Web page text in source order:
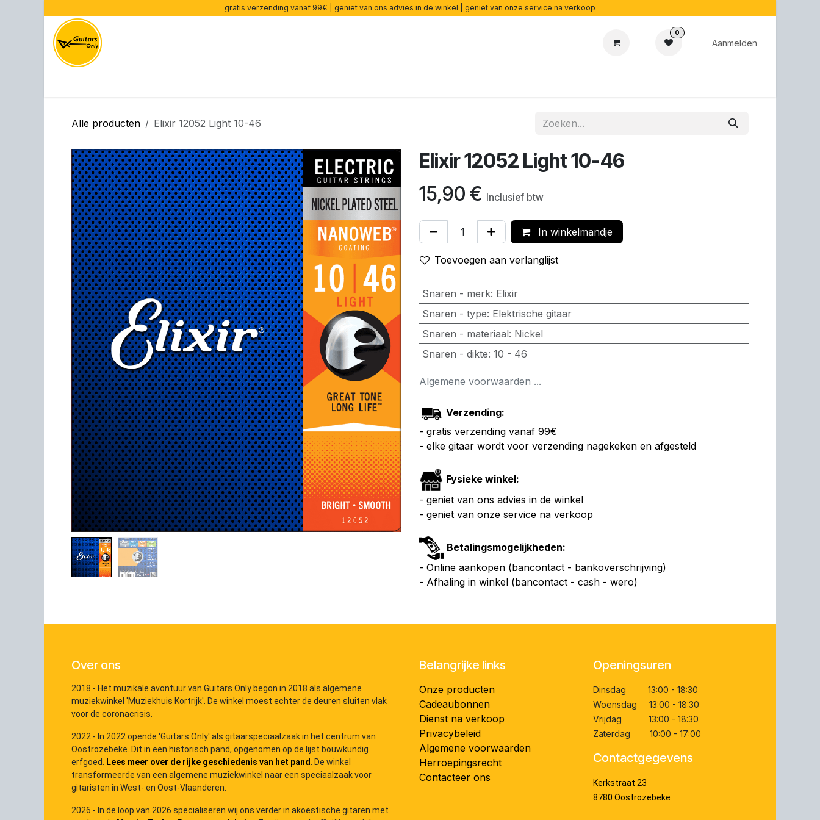
gratis verzending vanaf 99€ | geniet van ons advies in de winkel | geniet van onze service na verkoop
0
Aanmelden
Alle producten Elixir 12052 Light 10-46
Elixir 12052 Light 10-46
15,90 € Inclusief btw
In winkelmandje
Toevoegen aan verlanglijst
Snaren - merk: Elixir
Snaren - type: Elektrische gitaar
Snaren - materiaal: Nickel
Snaren - dikte: 10 - 46
Algemene voorwaarden ...
Verzending:
- gratis verzending vanaf 99€
- elke gitaar wordt voor verzending nagekeken en afgesteld
Fysieke winkel:
- geniet van ons advies in de winkel
- geniet van onze service na verkoop
Betalingsmogelijkheden:
- Online aankopen (bancontact - bankoverschrijving)
- Afhaling in winkel (bancontact - cash - wero)
Over ons
2018 - Het muzikale avontuur van Guitars Only begon in 2018 als algemene
muziekwinkel 'Muziekhuis Kortrijk'. De winkel moest echter de deuren sluiten vlak
voor de coronacrisis.
2022 - In 2022 opende 'Guitars Only' als gitaarspeciaalzaak in het centrum van
Oostrozebeke. Dit in een historisch pand, opgenomen op de lijst bouwkundig
erfgoed. Lees meer over de rijke geschiedenis van het pand. De winkel
transformeerde van een algemene muziekwinkel naar een speciaalzaak voor
gitaristen in West- en Oost-Vlaanderen.
2026 - In de loop van 2026 specialiseren wij ons verder in akoestische gitaren met
Belangrijke links
Onze producten
Cadeaubonnen
Dienst na verkoop
Privacybeleid
Algemene voorwaarden
Herroepingsrecht
Contacteer ons
Openingsuren
Dinsdag 13:00 - 18:30
Woensdag 13:00 - 18:30
Vrijdag 13:00 - 18:30
Zaterdag 10:00 - 17:00
Contactgegevens
Kerkstraat 23
8780 Oostrozebeke